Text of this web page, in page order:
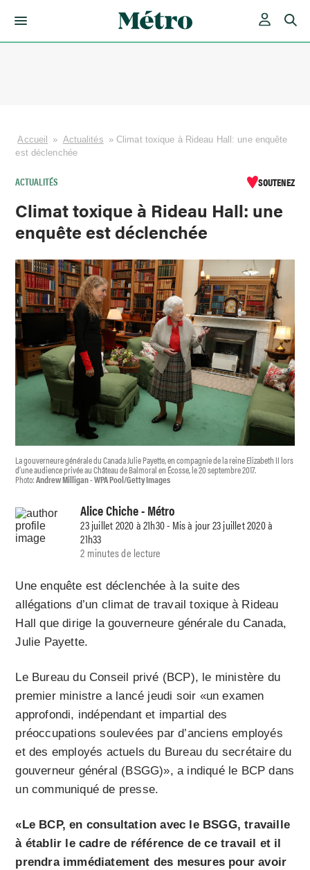
Accueil » Actualités » Climat toxique à Rideau Hall: une enquête
est déclenchée
ACTUALITÉS SOUTENEZ
Climat toxique à Rideau Hall: une
enquête est déclenchée
La gouverneure générale du Canada Julie Payette, en compagnie de la reine Elizabeth II lors
d’une audience privée au Château de Balmoral en Écosse, le 20 septembre 2017.
Photo:Andrew Milligan - WPA Pool/Getty Images
Alice Chiche- Métro
23 juillet 2020 à 21h30 - Mis à jour 23 juillet 2020 à
21h33
2 minutes de lecture
Une enquête est déclenchée à la suite des
allégations d’un climat de travail toxique à Rideau
Hall que dirige la gouverneure générale du Canada,
Julie Payette.
Le Bureau du Conseil privé (BCP), le ministère du
premier ministre a lancé jeudi soir «un examen
approfondi, indépendant et impartial des
préoccupations soulevées par d’anciens employés
et des employés actuels du Bureau du secrétaire du
gouverneur général (BSGG)», a indiqué le BCP dans
un communiqué de presse.
«Le BCP, en consultation avec le BSGG, travaille
à établir le cadre de référence de ce travail et il
prendra immédiatement des mesures pour avoir